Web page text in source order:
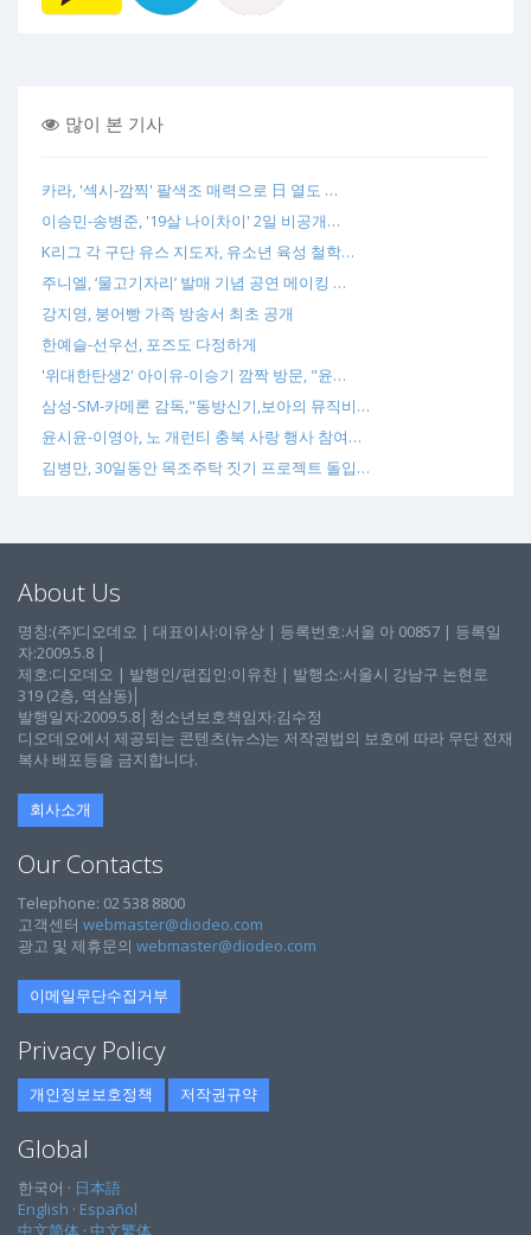
많이 본 기사
카라, '섹시-깜찍' 팔색조 매력으로 日 열도 …
이승민-송병준, '19살 나이차이' 2일 비공개…
K리그 각 구단 유스 지도자, 유소년 육성 철학…
주니엘, ‘물고기자리’ 발매 기념 공연 메이킹 …
강지영, 붕어빵 가족 방송서 최초 공개
한예슬-선우선, 포즈도 다정하게
'위대한탄생2' 아이유-이승기 깜짝 방문, "윤…
삼성-SM-카메론 감독,"동방신기,보아의 뮤직비…
윤시윤-이영아, 노 개런티 충북 사랑 행사 참여…
김병만, 30일동안 목조주탁 짓기 프로젝트 돌입…
About Us
명칭:(주)디오데오 | 대표이사:이유상 | 등록번호:서울 아 00857 | 등록일
자:2009.5.8 |
제호:디오데오 | 발행인/편집인:이유찬 | 발행소:서울시 강남구 논현로
319 (2층, 역삼동)│
발행일자:2009.5.8│청소년보호책임자:김수정
디오데오에서 제공되는 콘텐츠(뉴스)는 저작권법의 보호에 따라 무단 전재
복사 배포등을 금지합니다.
회사소개
Our Contacts
Telephone: 02 538 8800
고객센터 webmaster@diodeo.com
광고 및 제휴문의 webmaster@diodeo.com
이메일무단수집거부
Privacy Policy
개인정보보호정책 저작권규약
Global
한국어 · 日本語
English · Español
中文简体 · 中文繁体